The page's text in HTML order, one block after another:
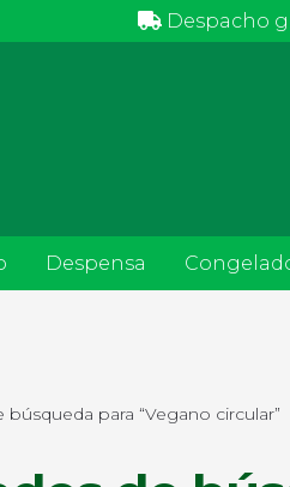
Despacho
Despensa
búsqueda para “Vegano circular”